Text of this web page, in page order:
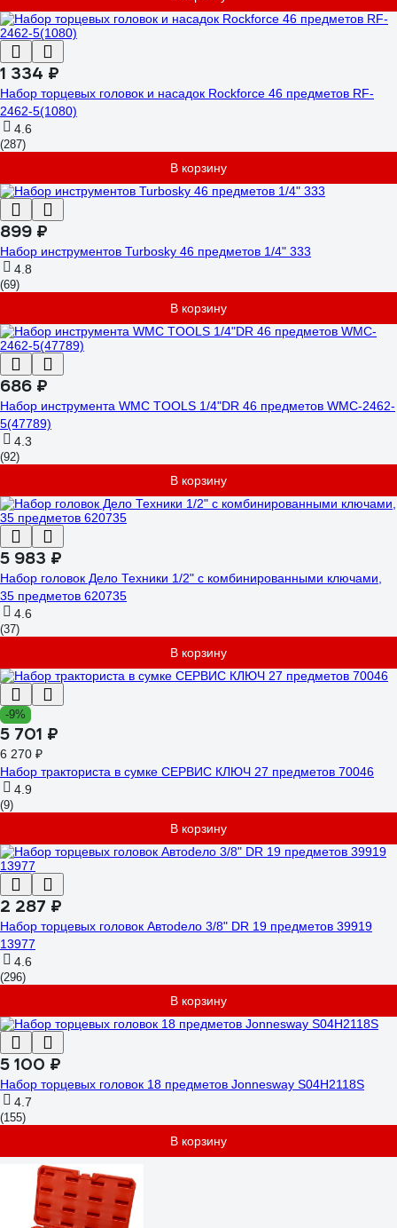
1 334 ₽
Набор торцевых головок и насадок Rockforce 46 предметов RF-
2462-5(1080)
4.6
(287)
В корзину
899 ₽
Набор инструментов Turbosky 46 предметов 1/4" 333
4.8
(69)
В корзину
686 ₽
Набор инструмента WMC TOOLS 1/4"DR 46 предметов WMC-2462-
5(47789)
4.3
(92)
В корзину
5 983 ₽
Набор головок Дело Техники 1/2" с комбинированными ключами,
35 предметов 620735
4.6
(37)
В корзину
-9%
5 701 ₽
6 270 ₽
Набор тракториста в сумке СЕРВИС КЛЮЧ 27 предметов 70046
4.9
(9)
В корзину
2 287 ₽
Набор торцевых головок Автоdело 3/8" DR 19 предметов 39919
13977
4.6
(296)
В корзину
5 100 ₽
Набор торцевых головок 18 предметов Jonnesway S04H2118S
4.7
(155)
В корзину